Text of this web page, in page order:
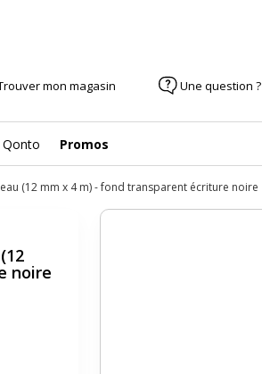
mon magasin Une question ?
Qonto Promos
(12 mm x 4 m) - fond transparent écriture noire
noire
: